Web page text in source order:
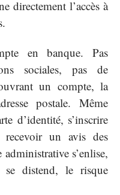
directement l’accès à
en banque. Pas
sociales, pas de
un compte, la
postale. Même
d’identité, s’inscrire
recevoir un avis des
s’enlise,
distend, le risque